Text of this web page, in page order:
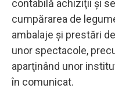
contabilă achiziţii şi
cumpărarea de
ambalaje şi prestări
unor spectacole,
aparţinând unor
în comunicat.